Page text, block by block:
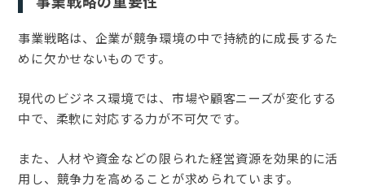
事業戦略は、企業が競争環境の中で持続的に成長するた
めに欠かせないものです。
現代のビジネス環境では、市場や顧客ニーズが変化する
中で、柔軟に対応する力が不可欠です。
また、人材や資金などの限られた経営資源を効果的に活
用し、競争力を高めることが求められています。